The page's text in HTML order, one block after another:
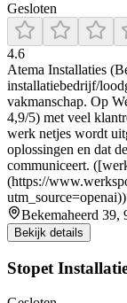
Gesloten
4.6
Atema Installaties
installatiebedrijf/
vakmanschap. Op
4,9/5) met veel
werk netjes wordt
oplossingen en dat
communiceert.
(https://
utm_source=openai))
Bekemaheerd 39,
Bekijk details
Stopet